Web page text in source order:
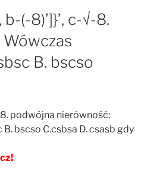
(-8)’]}’, c-√-8.
B. bscso
8. podwójna nierówność:
bscso C.csbsa D. csasb gdy